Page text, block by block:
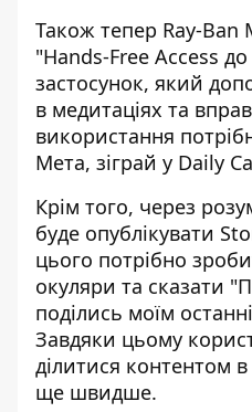
Також тепер Ray-
"Hands-Free Access
застосунок, який
в медитаціях та
використання
Мета, зіграй у Daily
Крім того, через
буде опублікувати
цього потрібно
окуляри та сказати
поділись моїм
Завдяки цьому
ділитися контентом
ще швидше.